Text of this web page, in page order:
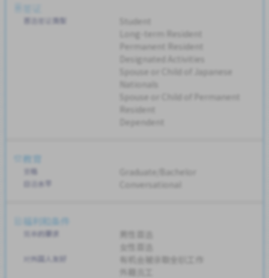
签证
首选签证类型
Student
Long-term Resident
Permanent Resident
Designated Activities
Spouse or Child of Japanese
Nationals
Spouse or Child of Permanent
Resident
Dependent
教育
资格 Graduate/Bachelor
日语水平 Conversational
福利和条件
简单的要求
对外国人友好
有机会被录取全职工作